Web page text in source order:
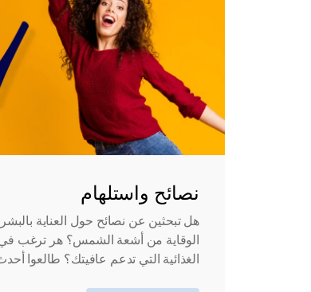
نصائح واستلهام
هل تبحثين عن نصائح حول العناية
الوقاية من أشعة الشمس؟ هر ترغب في
الغذائية التي تدعم عافيتك؟ طالعوا